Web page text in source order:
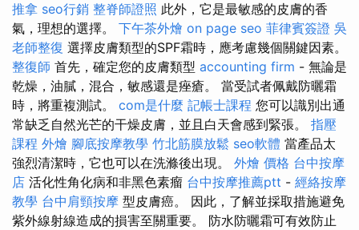
推拿 seo行銷 整脊師證照 此外，它是最敏感的皮膚的香
氣，理想的選擇。 下午茶外燴 on page seo 菲律賓簽證 吳
老師整復 選擇皮膚類型的SPF霜時，應考慮幾個關鍵因素。
整復師 首先，確定您的皮膚類型 accounting firm - 無論是
乾燥，油膩，混合，敏感還是痤瘡。 當受試者佩戴防曬霜
時，將重複測試。 com是什麼 記帳士課程 您可以識別出通
常缺乏自然光芒的干燥皮膚，並且白天會感到緊張。 指壓
課程 外燴 腳底按摩教學 竹北筋膜放鬆 seo軟體 當產品太
強烈清潔時，它也可以在洗滌後出現。 外燴 價格 台中按摩
店 活化性角化病和非黑色素瘤 台中按摩推薦ptt - 經絡按摩
教學 台中肩頸按摩 型皮膚癌。 因此，了解並採取措施避免
紫外線射線造成的損害至關重要。 防水防曬霜可有效防止